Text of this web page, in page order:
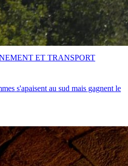
s'apaisent au sud mais gagnent le
ET TRANSPORT